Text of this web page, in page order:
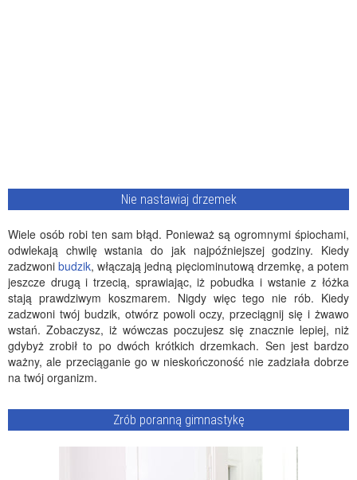
Nie nastawiaj drzemek
Wiele osób robi ten sam błąd. Ponieważ są ogromnymi śpiochami,
odwlekają chwilę wstania do jak najpóźniejszej godziny. Kiedy
zadzwonibudzik, włączają jedną pięciominutową drzemkę, a potem
jeszcze drugą i trzecią, sprawiając, iż pobudka i wstanie z łóżka
stają prawdziwym koszmarem. Nigdy więc tego nie rób. Kiedy
zadzwoni twój budzik, otwórz powoli oczy, przeciągnij się i żwawo
wstań. Zobaczysz, iż wówczas poczujesz się znacznie lepiej, niż
gdybyż zrobił to po dwóch krótkich drzemkach. Sen jest bardzo
ważny, ale przeciąganie go w nieskończoność nie zadziała dobrze
na twój organizm.
Zrób poranną gimnastykę